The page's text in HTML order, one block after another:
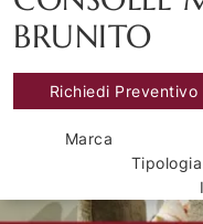
BRUNITO
Richiedi Preventivo
Marca
Tipologia